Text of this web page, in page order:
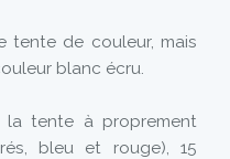
tente de couleur, mais
blanc écru.
la tente à proprement
bleu et rouge), 15